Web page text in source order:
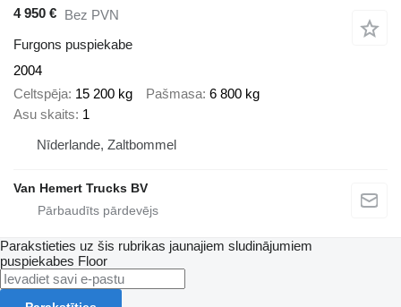
4 950 € Bez PVN
Furgons puspiekabe
2004
Celtspēja 15 200 kg Pašmasa 6 800 kg
Asu skaits 1
Nīderlande, Zaltbommel
Van Hemert Trucks BV
Parakstieties uz šis rubrikas jaunajiem sludinājumiem
puspiekabes Floor